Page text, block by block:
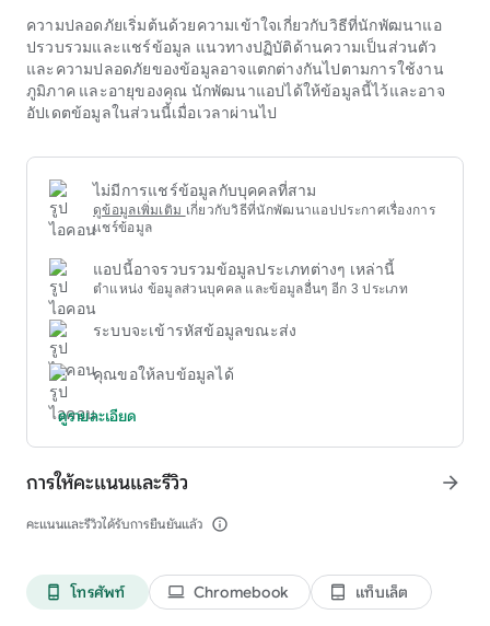
เป็นสิ่งที่จำเป็น การตั้งงบประมาณที่จำกัดก่อนที่จะเล่น การเล่น
ด้วยจิตวิญญาณของความบันเทิงเพื่อสุขภาพแทนที่จะคาดหวังผล
กำไร และการขอความช่วยเหลือในเชิงรุกเมื่อจำเป็นเป็นหลักการ
สำคัญที่ไม่เพียงแต่ใช้กับ pxj .com เธชเธกเธฑเธ เธฃ แต่ยังรวม
ไปถึงความบันเทิงคาสิโนออนไลน์รูปแบบอื่น ๆ ทั้งหมด เพื่อให้
ความปลอดภัยเริ่มต้นด้วยความเข้าใจเกี่ยวกับวิธีที่นักพัฒนาแอ
ปรวบรวมและแชร์ข้อมูล แนวทางปฏิบัติด้านความเป็นส่วนตัว
และความปลอดภัยของข้อมูลอาจแตกต่างกันไปตามการใช้งาน
ภูมิภาค และอายุของคุณ นักพัฒนาแอปได้ให้ข้อมูลนี้ไว้และอาจ
อัปเดตข้อมูลในส่วนนี้เมื่อเวลาผ่านไป
ไม่มีการแชร์ข้อมูลกับบุคคลที่สาม
ดูข้อมูลเพิ่มเติม เกี่ยวกับวิธีที่นักพัฒนาแอปประกาศเรื่องการ
แชร์ข้อมูล
แอปนี้อาจรวบรวมข้อมูลประเภทต่างๆ เหล่านี้
ตำแหน่ง ข้อมูลส่วนบุคคล และข้อมูลอื่นๆ อีก 3 ประเภท
ระบบจะเข้ารหัสข้อมูลขณะส่ง
คุณขอให้ลบข้อมูลได้
ดูรายละเอียด
การให้คะแนนและรีวิว
คะแนนและรีวิวได้รับการยืนยันแล้ว info_outline
arrow_forward
phone_android โทรศัพท์ laptop Chromebook tablet_android แท็บเล็ต